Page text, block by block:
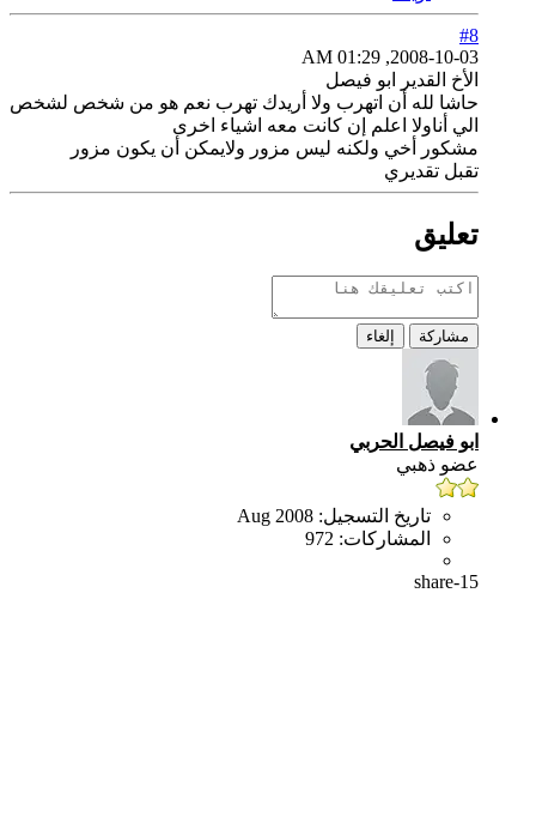
#8
2008-10-03, 01:29 AM
الأخ القدير ابو فيصل
حاشا لله أن اتهرب ولا أريدك تهرب نعم هو من شخص لشخص
الي أناولا اعلم إن كانت معه اشياء اخرى
مشكور أخي ولكنه ليس مزور ولايمكن أن يكون مزور
تقبل تقديري
تعليق
مشاركة إلغاء
ابو فيصل الحربي
عضو ذهبي
تاريخ التسجيل: Aug 2008
المشاركات: 972
share-15